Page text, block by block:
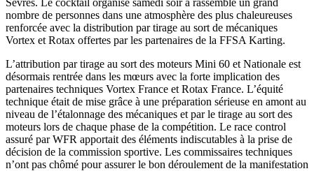
Sèvres. Le cocktail organisé samedi soir a rassemblé un grand
nombre de personnes dans une atmosphère des plus chaleureuses
renforcée avec la distribution par tirage au sort de mécaniques
Vortex et Rotax offertes par les partenaires de la FFSA Karting.
L’attribution par tirage au sort des moteurs Mini 60 et Nationale est
désormais rentrée dans les mœurs avec la forte implication des
partenaires techniques Vortex France et Rotax France. L’équité
technique était de mise grâce à une préparation sérieuse en amont au
niveau de l’étalonnage des mécaniques et par le tirage au sort des
moteurs lors de chaque phase de la compétition. Le race control
assuré par WFR apportait des éléments indiscutables à la prise de
décision de la commission sportive. Les commissaires techniques
n’ont pas chômé pour assurer le bon déroulement de la manifestation